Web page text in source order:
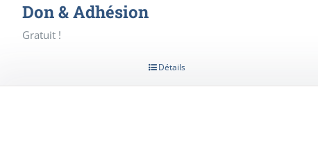
Don & Adhésion
Gratuit !
Détails